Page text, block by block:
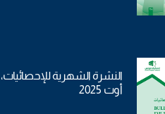
النشرة الشهرية للإحصائيات،
أوت 2025